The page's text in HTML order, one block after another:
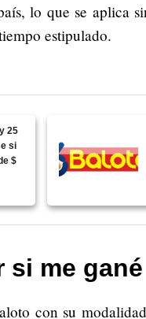
lo que se aplica
estipulado.
25
si
$
si me
con su